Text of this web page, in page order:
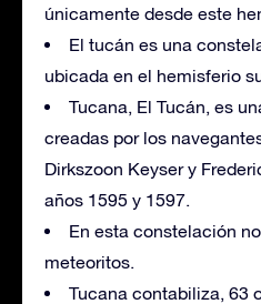
únicamente desde este
El tucán es una
ubicada en el hemisferio
Tucana, El Tucán, es
creadas por los
Dirkszoon Keyser y
años 1595 y 1597.
En esta constelación
meteoritos.
Tucana contabiliza, 63